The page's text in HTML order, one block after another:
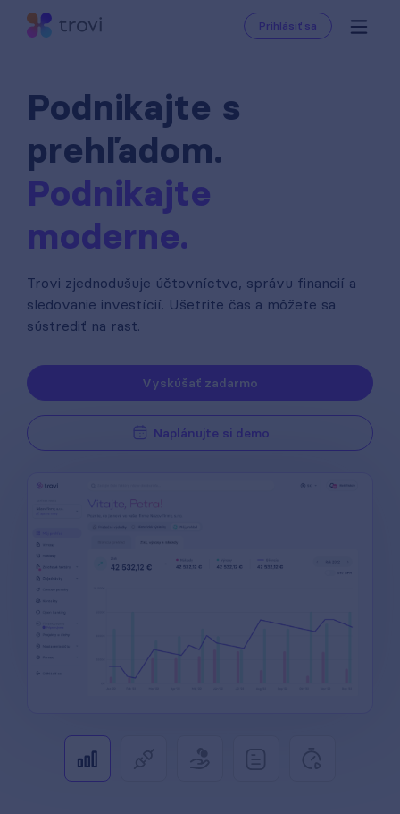
Prihlásiť sa
Podnikajte s
prehľadom.
Podnikajte
moderne.
Trovi zjednodušuje účtovníctvo, správu financií a
sledovanie investícií. Ušetrite čas a môžete sa
sústrediť na rast.
Vyskúšať zadarmo
Naplánujte si demo